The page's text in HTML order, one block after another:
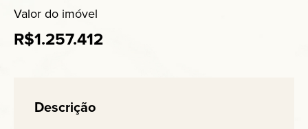
Valor do imóvel
R$1.257.412
Descrição